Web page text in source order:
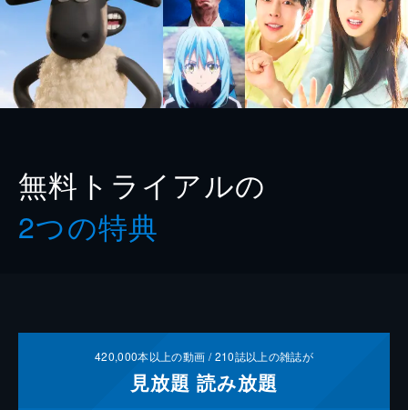
無料トライアルの
2つの特典
420,000本以上の動画 /210誌以上の雑誌が
見放題 読み放題